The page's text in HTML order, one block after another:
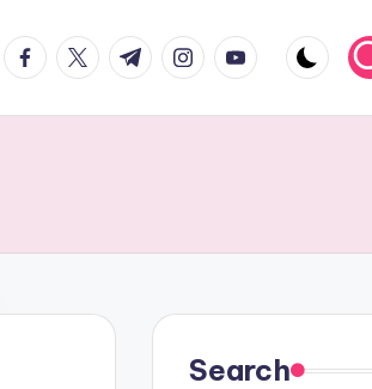
facebook.com
twitter.com
t.me instagram.com
youtube.com
Search